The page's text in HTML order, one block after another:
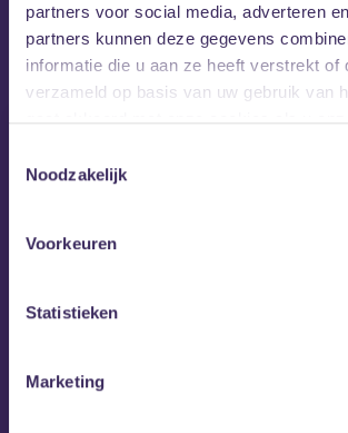
partners voor social media, adverteren
partners kunnen deze gegevens
informatie die u aan ze heeft verstrekt of
verzameld op basis van uw gebruik van
Noodzakelijk
Voorkeuren
Statistieken
Marketing
MEZZ tipt